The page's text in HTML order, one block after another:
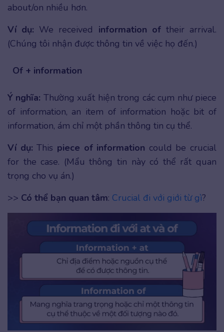
about/on nhiều hơn.
Ví dụ: We received information oftheir arrival.
(Chúng tôi nhận được thông tin về việc họ đến.)
Of + information
Ý nghĩa: Thường xuất hiện trong các cụm như piece
of information, an item of information hoặc bit of
information, ám chỉ một phần thông tin cụ thể.
Ví dụ:This piece of information could be crucial
for the case. (Mẩu thông tin này có thể rất quan
trọng cho vụ án.)
>> Có thể bạn quan tâm: Crucial đi với giới từ gì?